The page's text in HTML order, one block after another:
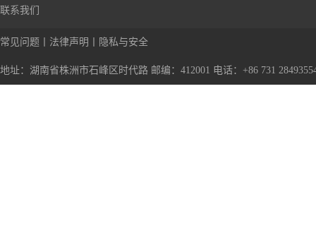
联系我们
常见问题 法律声明 隐私与安全
地址：湖南省株洲市石峰区时代路 邮编：412001 电话：+86 731